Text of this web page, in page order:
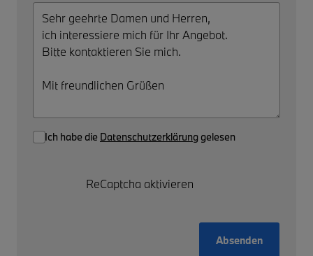
Ich habe die Datenschutzerklärung gelesen
ReCaptcha aktivieren
Absenden